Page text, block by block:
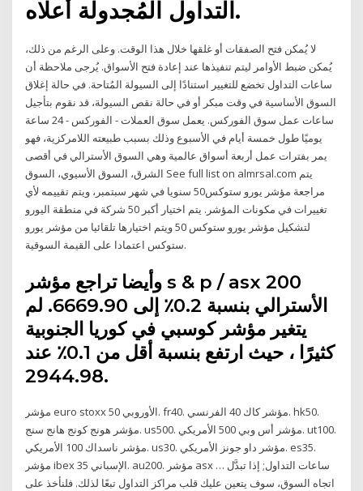
التداول المُجدولة أعلاه.
لا يُمكن فتح الصفقات أو غلقها خلال هذا الوقت. وعلى الرغم من ذلك،
يُمكن ضبط الأوامر ليتم تنفيذها عند إعادة فتح الأسواق. يُرجى ملاحظة أن
ساعات التداول تخضع للتغيير استنادًا إلى السيولة المُتاحة. في حالة إغلاق
السوق الأساسية في وقت مبكر أو في حالة نقص السيولة، قد نقوم بتأجيل
ساعات عمل سوق الفوركس. يعمل سوق العملات - الفوركس - 24 ساعة
يوميًا طول خمسة أيام في الأسبوع وذلك بسبب طبيعته اللامركزية، فهو
يمر بفترات عمل أربعة أسواق عالمية وهي السوق الأسترالي في أقصى
الشرق، السوق الأسيوي، السوق See full list on almrsal.com يتم
مراجعة مؤشر يورو ستوكس50 سنويا في شهر سبتمبر، ويتم تقييمه لأي
تغييرات في مكونات المؤشر. يتم اختيار أكبر 50 شركة في منطقة اليورو
لتشكيل مؤشر يورو ستوكس 50 ويتم اختيارها تلقائيا من مؤشر يورو
ستوكس اعتمادا على القيمة السوقية.
وأيضا تراجع مؤشر s & p / asx 200
الأسترالي بنسبة 0.2٪ إلى 6669.90. لم
يتغير مؤشر كوسبي في كوريا الجنوبية
كثيرًا ، حيث ارتفع بنسبة أقل من 0.1٪ عند
2944.98.
مؤشر euro stoxx 50 الأوروبي. fr40. مؤشر كاك 40 الفرنسي. hk50.
مؤشر هونج كونج هانج سنج. us500. مؤشر أس وبي 500 الأمريكي. ut100.
مؤشر ناسداك 100 الأمريكي. us30. مؤشر داو جونز الأمريكي. es35.
مؤشر ibex 35 الإسباني. au200. مؤشر asx … ساعات التداول; إذا تبدَّل
اتجاه السوق، سوف يتعين عليك قلب مراكز التداول تبعًا لذلك. فلنأخذ على